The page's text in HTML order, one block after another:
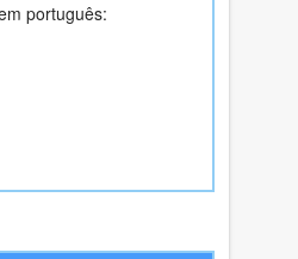
português: